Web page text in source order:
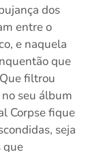
dos
entre o
e naquela
que
filtrou
seu álbum
Corpse fique
seja
que